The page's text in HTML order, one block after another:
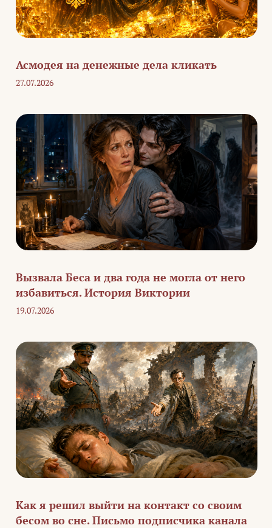
Асмодея на денежные дела кликать
27.07.2026
Вызвала Беса и два года не могла от него
избавиться. История Виктории
19.07.2026
Как я решил выйти на контакт со своим
бесом во сне. Письмо подписчика канала